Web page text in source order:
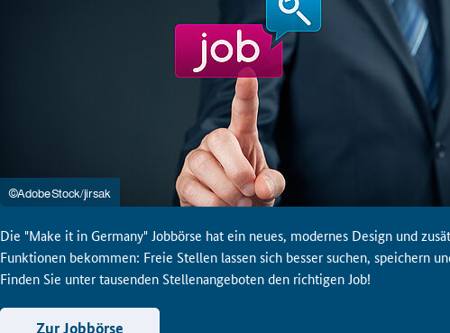
Die "Make it in Germany" Jobbörse hat ein neues, modernes Design und
Funktionen bekommen: Freie Stellen lassen sich besser suchen, speichern
Finden Sie unter tausenden Stellenangeboten den richtigen Job!
Zur Jobbörse